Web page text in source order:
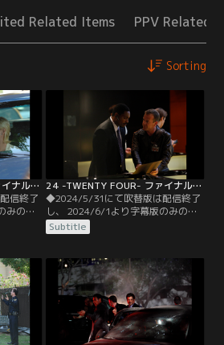
Related Items PPV Related
Sorting
24 -TWENTY FOUR- ファイナル・シーズン 第01話／字幕
信終了
みの配
ださ
5：
部は厳
スタン
発の中
事とな
24 -TWENTY FOUR- ファイナル・シーズン 第02話／字幕
◆2024/5/31にて吹替版は配信終了
し、 2024/6/1より字幕版のみの配
信となります。予めご了承くださ
い。◆字幕／第02話 5：00 P.M.-6：
の近くにいる」ビクターのダイイン
グメッセージを信用し捜査を始めた
CTUは、国連のサーバーに違法アク
セスした者を突き止める。
Subtitle